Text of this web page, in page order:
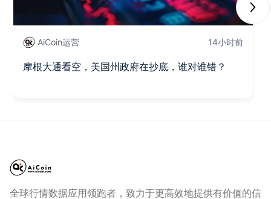
AiCoin运营 14小时前
摩根大通看空，美国州政府在抄底，谁对谁错？
全球行情数据应用领跑者，致力于更高效地提供有价值的信